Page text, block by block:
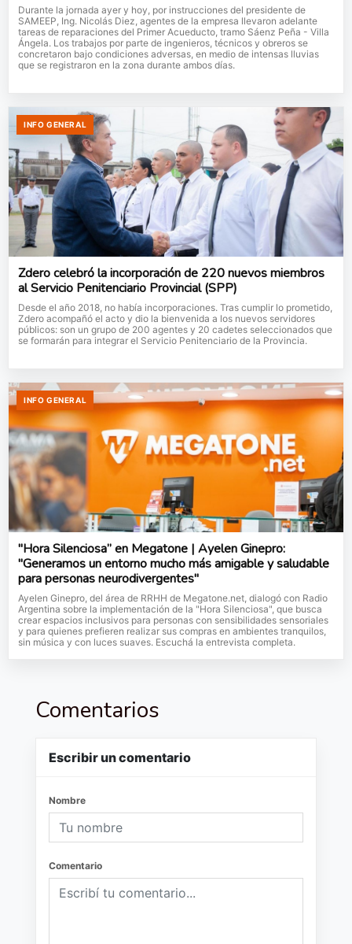
Durante la jornada ayer y hoy, por instrucciones del presidente de
SAMEEP, Ing. Nicolás Diez, agentes de la empresa llevaron adelante
tareas de reparaciones del Primer Acueducto, tramo Sáenz Peña - Villa
Ángela. Los trabajos por parte de ingenieros, técnicos y obreros se
concretaron bajo condiciones adversas, en medio de intensas lluvias
que se registraron en la zona durante ambos días.
INFO GENERAL
Zdero celebró la incorporación de 220 nuevos miembros
al Servicio Penitenciario Provincial (SPP)
Desde el año 2018, no había incorporaciones. Tras cumplir lo prometido,
Zdero acompañó el acto y dio la bienvenida a los nuevos servidores
públicos: son un grupo de 200 agentes y 20 cadetes seleccionados que
se formarán para integrar el Servicio Penitenciario de la Provincia.
INFO GENERAL
"Hora Silenciosa” en Megatone | Ayelen Ginepro:
"Generamos un entorno mucho más amigable y saludable
para personas neurodivergentes"
Ayelen Ginepro, del área de RRHH de Megatone.net, dialogó con Radio
Argentina sobre la implementación de la "Hora Silenciosa", que busca
crear espacios inclusivos para personas con sensibilidades sensoriales
y para quienes prefieren realizar sus compras en ambientes tranquilos,
sin música y con luces suaves. Escuchá la entrevista completa.
Comentarios
Escribir un comentario
Nombre
Comentario